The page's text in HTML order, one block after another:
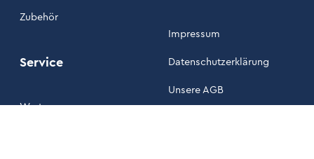
Zubehör
Service
Wartung
Impressum
Datenschutzerklärung
Unsere AGB